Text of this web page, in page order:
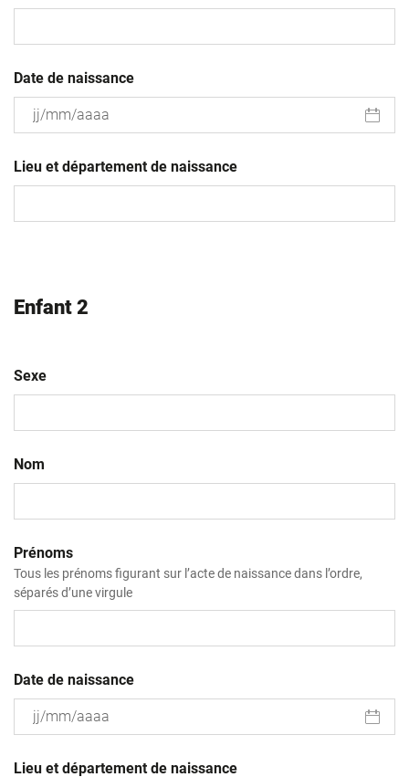
Date de naissance
slash
MM
Lieu et département de naissance
Enfant 2
Sexe
Nom
Prénoms
Tous les prénoms figurant sur l’acte de naissance dans l’ordre,
séparés d’une virgule
Date de naissance
slash
Lieu et département de naissance